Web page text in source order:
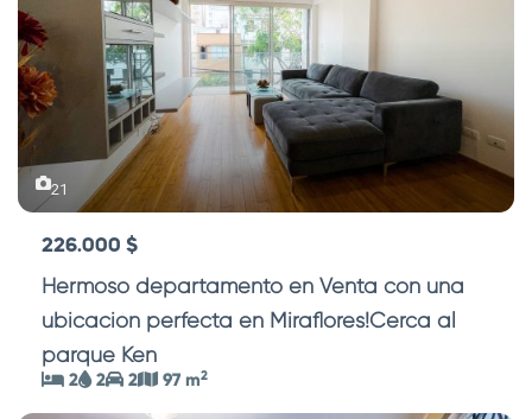
21
226.000 $
Hermoso departamento en Venta con una
ubicación perfecta en Miraflores!Cerca al
parque Ken
2 2 2 97 m2